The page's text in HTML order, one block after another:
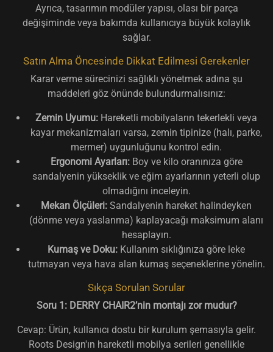
Ayrıca, tasarımın modüler yapısı, olası bir parça
değişiminde veya bakımda kullanıcıya büyük kolaylık
sağlar.
Satın Alma Öncesinde Dikkat Edilmesi Gerekenler
Karar verme sürecinizi sağlıklı yönetmek adına şu
maddeleri göz önünde bulundurmalısınız:
Zemin Uyumu: Hareketli mobilyaların tekerlekli veya
kayar mekanizmaları varsa, zemin tipinize (halı, parke,
mermer) uygunluğunu kontrol edin.
Ergonomi Ayarları:Boy ve kilo oranınıza göre
sandalyenin yükseklik ve eğim ayarlarının yeterli olup
olmadığını inceleyin.
Mekan Ölçüleri: Sandalyenin hareket halindeyken
(dönme veya yaslanma) kaplayacağı maksimum alanı
hesaplayın.
Kumaş ve Doku: Kullanım sıklığınıza göre leke
tutmayan veya hava alan kumaş seçeneklerine yönelin.
Sıkça Sorulan Sorular
Soru 1: DERRY CHAIR2’nin montajı zor mudur?
Cevap: Ürün, kullanıcı dostu bir kurulum şemasıyla gelir.
Roots Design'ın hareketli mobilya serileri genellikle